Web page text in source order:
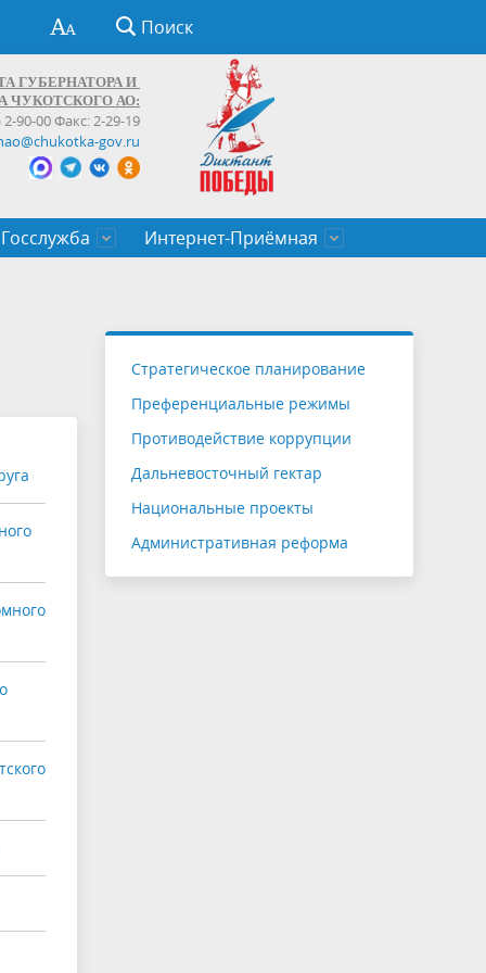
Поиск
ГУБЕРНАТОРА И
ЧУКОТСКОГО АО:
2-90-00 Факс: 2-29-19
gov.ru
Госслужба
служащих Чукотского автономного
Интернет-Приёмная
Стратегическое планирование
Преференциальные режимы
Противодействие коррупции
Дальневосточный гектар
Национальные проекты
Административная реформа